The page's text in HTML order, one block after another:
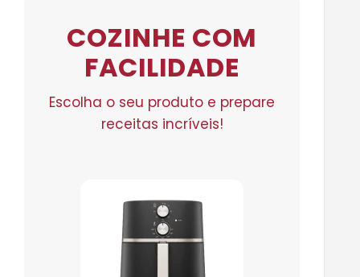
COZINHE COM
FACILIDADE
Escolha o seu produto e prepare
receitas incríveis!